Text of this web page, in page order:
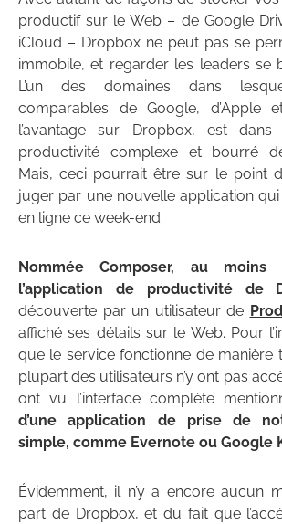
productif sur le Web – de Google
iCloud – Dropbox ne peut pas se
immobile, et regarder les leaders se
L’un des domaines dans
comparables de Google, d’Apple
l’avantage sur Dropbox, est
productivité complexe et bourré
Mais, ceci pourrait être sur le point
juger par une nouvelle application
en ligne ce week-end.
Nommée Composer, au moins
l’application de productivité de
découverte par un utilisateur de
affiché ses détails sur le Web. Pour
que le service fonctionne de manière
plupart des utilisateurs n’y ont pas
ont vu l’interface complète
d’une application de prise de
simple, comme Evernote ou Google
Évidemment, il n’y a encore aucun
part de Dropbox, et du fait que